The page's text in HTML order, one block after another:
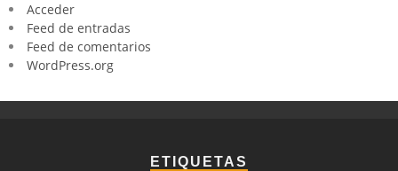
Acceder
Feed de entradas
Feed de comentarios
WordPress.org
ETIQUETAS